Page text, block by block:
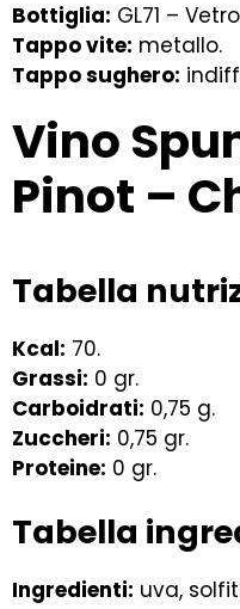
Bottiglia: GL71 –
Tappo vite: metallo.
Tappo sughero:
Vino
Pinot –
Tabella
Kcal: 70.
Grassi: 0 gr.
Carboidrati: 0,75 g.
Zuccheri: 0,75 gr.
Proteine: 0 gr.
Tabella
Ingredienti: uva,